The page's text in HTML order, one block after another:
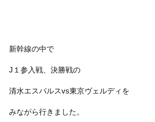
新幹線の中で
J１参入戦、決勝戦の
清水エスパルスvs東京ヴェルディを
みながら行きました。